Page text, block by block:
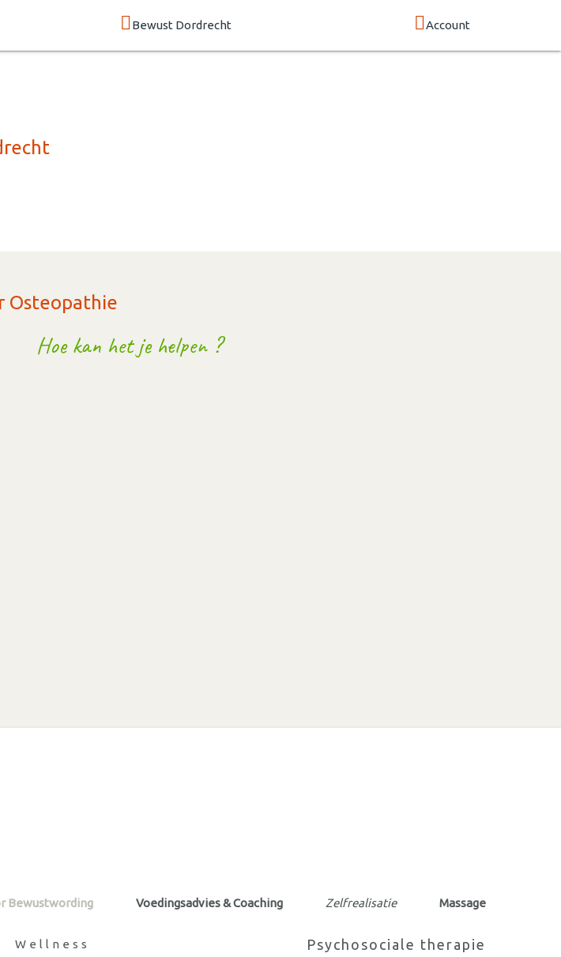
Bewust Dordrecht Account
Osteopathie
Hoe kan het je helpen ?
Bewustwording Voedingsadvies & Coaching Zelfrealisatie Massage
Wellness Psychosociale therapie